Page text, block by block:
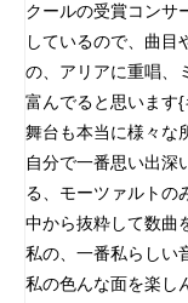
クールの受賞コンサ
しているので、曲目
の、アリアに重唱、
富んでると思います
舞台も本当に様々な
自分で一番思い出深
る、モーツァルトの
中から抜粋して数曲
私の、一番私らしい
私の色んな面を楽し